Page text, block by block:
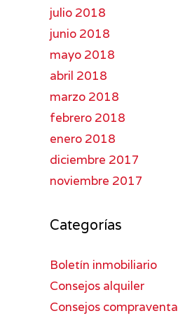
julio 2018
junio 2018
mayo 2018
abril 2018
marzo 2018
febrero 2018
enero 2018
diciembre 2017
noviembre 2017
Categorías
Boletín inmobiliario
Consejos alquiler
Consejos compraventa